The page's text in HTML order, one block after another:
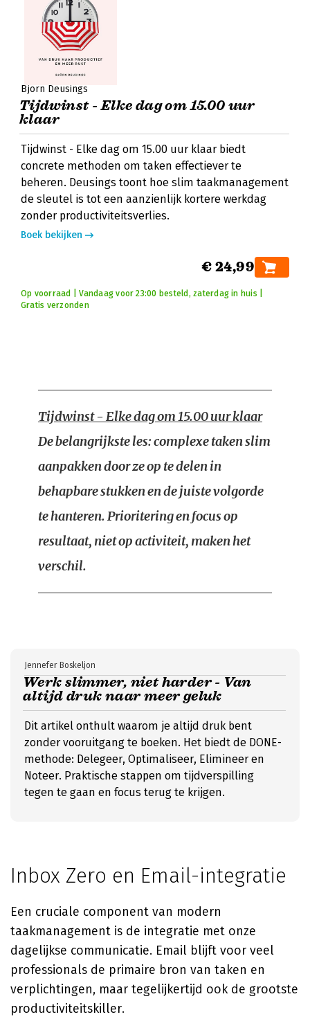
Björn Deusings
Tijdwinst - Elke dag om 15.00 uur
klaar
Tijdwinst - Elke dag om 15.00 uur klaar biedt
concrete methoden om taken effectiever te
beheren. Deusings toont hoe slim taakmanagement
de sleutel is tot een aanzienlijk kortere werkdag
zonder productiviteitsverlies.
Boek bekijken
€ 24,99
Op voorraad | Vandaag voor 23:00 besteld, zaterdag in huis |
Gratis verzonden
Tijdwinst - Elke dag om 15.00 uur klaar
De belangrijkste les: complexe taken slim
aanpakken door ze op te delen in
behapbare stukken en de juiste volgorde
te hanteren. Prioritering en focus op
resultaat, niet op activiteit, maken het
verschil.
Werk slimmer, niet harder - Van
altijd druk naar meer geluk
Jennefer Boskeljon
Dit artikel onthult waarom je altijd druk bent
zonder vooruitgang te boeken. Het biedt de DONE-
methode: Delegeer, Optimaliseer, Elimineer en
Noteer. Praktische stappen om tijdverspilling
tegen te gaan en focus terug te krijgen.
Inbox Zero en Email-integratie
Een cruciale component van modern
taakmanagement is de integratie met onze
dagelijkse communicatie. Email blijft voor veel
professionals de primaire bron van taken en
verplichtingen, maar tegelijkertijd ook de grootste
productiviteitskiller.